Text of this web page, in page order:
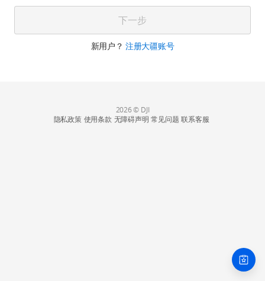
下一步
新用户？注册大疆账号
2026 © DJI
隐私政策 使用条款 无障碍声明 常见问题 联系客服